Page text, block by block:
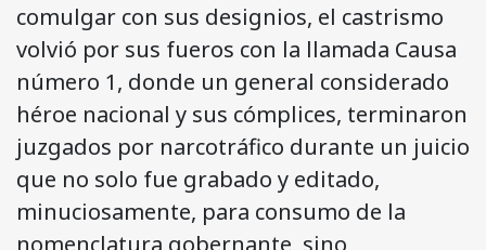
comulgar con sus designios, el castrismo
volvió por sus fueros con la llamada Causa
número 1, donde un general considerado
héroe nacional y sus cómplices, terminaron
juzgados por narcotráfico durante un juicio
que no solo fue grabado y editado,
minuciosamente, para consumo de la
nomenclatura gobernante, sino